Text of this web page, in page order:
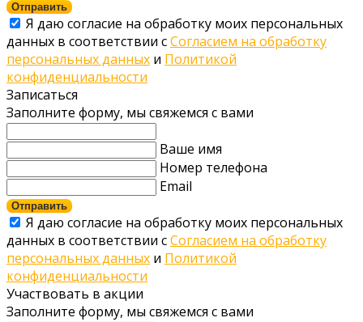
Отправить
Я даю согласие на обработку моих персональных
данных в соответствии сСогласием на обработку
персональных данных и Политикой
конфиденциальности
Записаться
Заполните форму, мы свяжемся с вами
Ваше имя
Номер телефона
Email
Отправить
Я даю согласие на обработку моих персональных
данных в соответствии сСогласием на обработку
персональных данных и Политикой
конфиденциальности
Участвовать в акции
Заполните форму, мы свяжемся с вами